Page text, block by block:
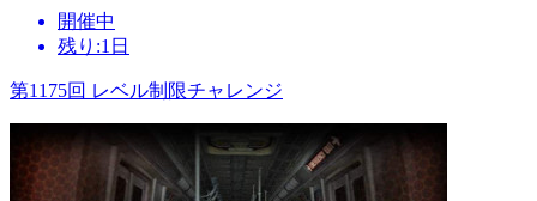
開催中
残り:1日
第1175回 レベル制限チャレンジ